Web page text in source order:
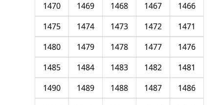
1466
1467
1468
1469
1470
1471
1472
1473
1474
1475
1476
1477
1478
1479
1480
1481
1482
1483
1484
1485
1486
1487
1488
1489
1490